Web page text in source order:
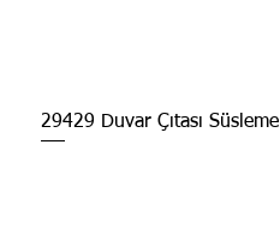
29429 Duvar Çıtası Süsleme